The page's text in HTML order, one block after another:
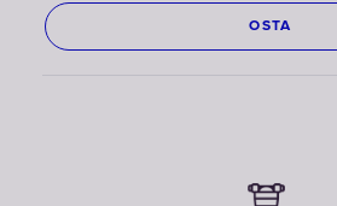
OSTA